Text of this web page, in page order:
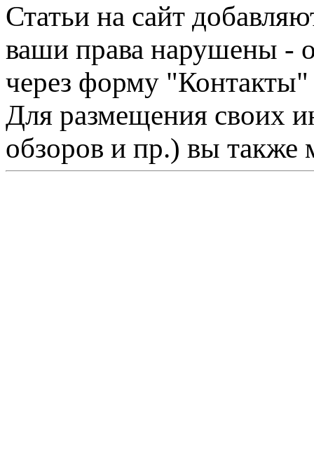
Статьи на сайт
ваши права нарушены -
через форму "Контакты"
Для размещения своих
обзоров и пр.) вы также